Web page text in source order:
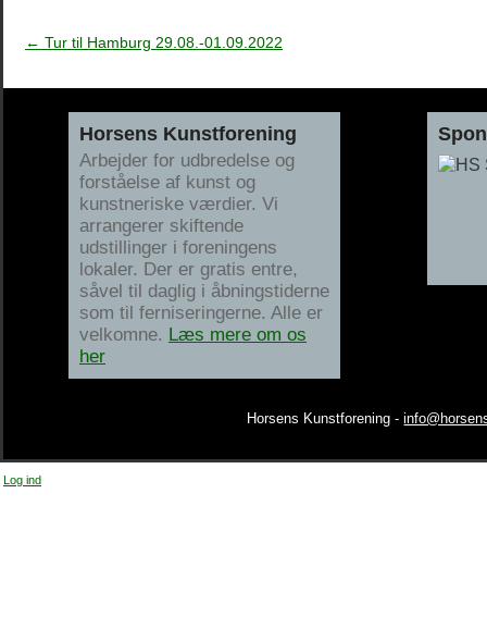
← Tur til Hamburg 29.08.-01.09.2022
Horsens Kunstforening
Arbejder for udbredelse og
forståelse af kunst og
kunstneriske værdier. Vi
arrangerer skiftende
udstillinger i foreningens
lokaler. Der er gratis entre,
såvel til daglig i åbningstiderne
som til ferniseringerne. Alle er
velkomne. Læs mere om os
her
Horsens Kunstforening -
Log ind